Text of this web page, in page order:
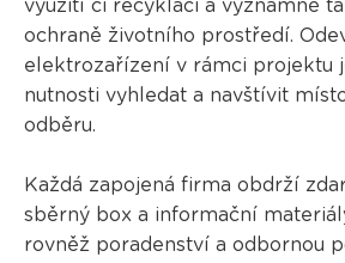
využití či recyklaci a významně
ochraně životního prostředí.
elektrozařízení v rámci projektu
nutnosti vyhledat a navštívit
odběru.
Každá zapojená firma obdrží
sběrný box a informační
rovněž poradenství a odbornou